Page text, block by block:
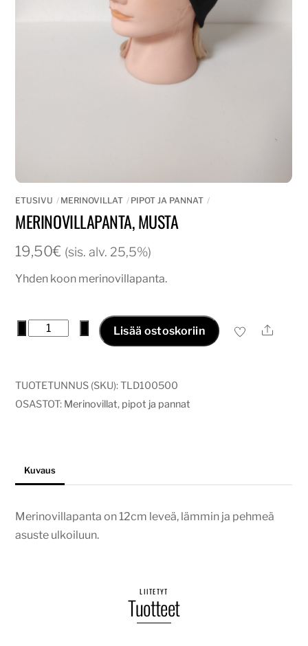
ETUSIVU MERINOVILLAT PIPOT JA PANNAT
MERINOVILLAPANTA, MUSTA
19,50€ (sis. alv. 25,5%)
Yhden koon merinovillapanta.
Merinovillapanta,Lisää ostoskoriin Ale
TUOTETUNNUS (SKU):TLD100500
OSASTOT: Merinovillat, pipot ja pannat
Kuvaus
Merinovillapanta on 12cm leveä, lämmin ja pehmeä
asuste ulkoiluun.
LIITETYT
Tuotteet